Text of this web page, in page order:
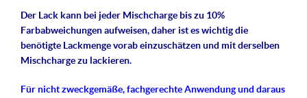
Der Lack kann bei jeder Mischcharge bis zu 10%
Farbabweichungen aufweisen, daher ist es wichtig die
benötigte Lackmenge vorab einzuschätzen und mit derselben
Mischcharge zu lackieren.
Für nichtzweckgemäße, fachgerechte Anwendung und daraus